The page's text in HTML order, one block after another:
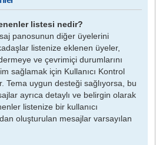
listesi nedir?
panosunun diğer üyelerini
listenize eklenen üyeler,
ve çevrimiçi durumlarını
sağlamak için Kullanıcı Kontrol
Tema uygun desteği sağlıyorsa, bu
ayrıca detaylı ve belirgin olarak
listenize bir kullanıcı
oluşturulan mesajlar varsayılan